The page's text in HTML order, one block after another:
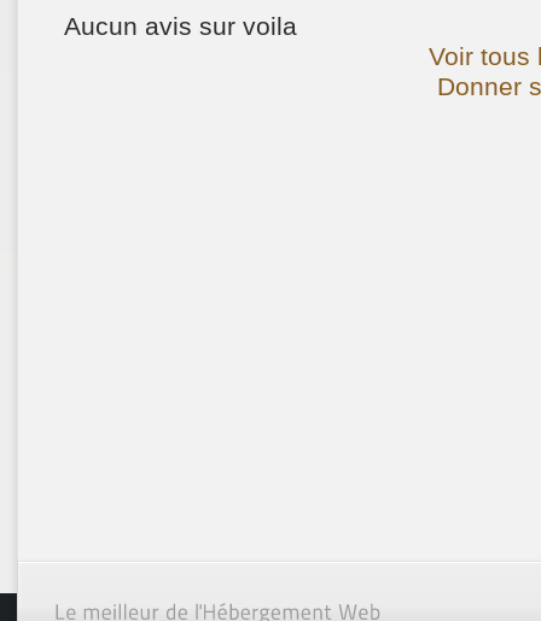
Aucun avis sur voila
Voir tous
Donner